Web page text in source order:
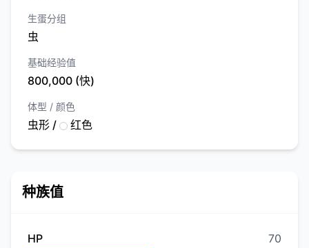
生蛋分组
虫
基础经验值
800,000 (快)
体型 / 颜色
虫形 / 红色
种族值
HP 70